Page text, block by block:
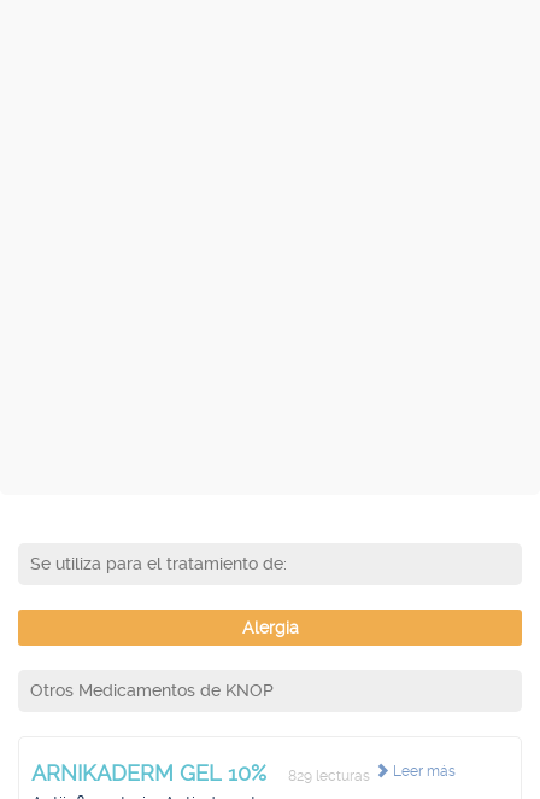
Se utiliza para el tratamiento de:
Alergia
Otros Medicamentos de KNOP
Leer más
ARNIKADERM GEL 10% 829 lecturas